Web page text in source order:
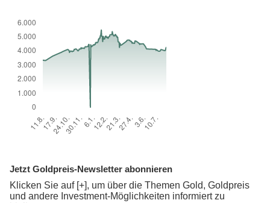
Jetzt Goldpreis-Newsletter abonnieren
Klicken Sie auf [+], um über die Themen Gold, Goldpreis
und andere Investment-Möglichkeiten informiert zu